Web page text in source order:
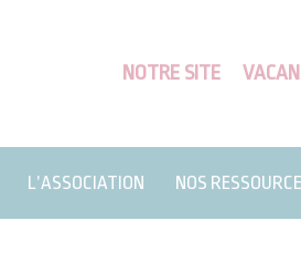
NOTRE SITE
L’ASSOCIATION NOS